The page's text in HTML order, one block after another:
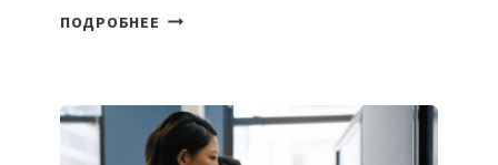
ПОДРОБНЕЕ УЗБЕКИСТАНСКИЙ
УСПЕШНО
ВЫВЕДЕН